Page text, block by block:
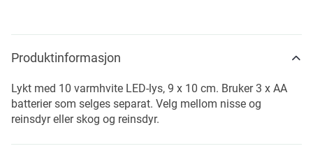
Produktinformasjon
Lykt med 10 varmhvite LED-lys, 9 x 10 cm. Bruker 3 x AA
batterier som selges separat. Velg mellom nisse og
reinsdyr eller skog og reinsdyr.